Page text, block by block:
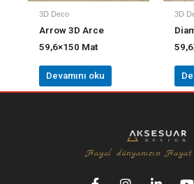
3D Deco
Arrow 3D Arce
59,6×150 Mat
Devamını oku
3D
Hayal dünyanızın